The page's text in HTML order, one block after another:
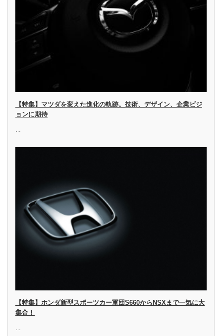
【特集】マツダを変えた進化の軌跡。技術、デザイン、企業ビジ
ョンに期待
【特集】ホンダ新型スポーツカー軍団S660からNSXまで一気に大
集合！